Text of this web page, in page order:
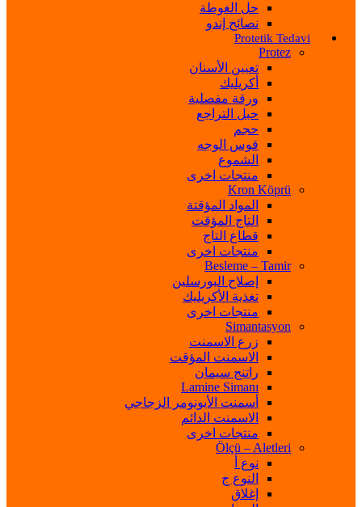
حل الغوطة
نصائح إندو
Protetik Tedavi
Protez
تعيين الأسنان
أكريليك
ورقة مفصلية
حبل التراجع
حجم
قوس الوجه
الشموع
منتجات اخرى
Kron Köprü
المواد المؤقتة
التاج المؤقت
قطاع التاج
منتجات اخرى
Besleme – Tamir
إصلاح البورسلين
تغذية الأكريليك
منتجات اخرى
Simantasyon
زرع الاسمنت
الاسمنت المؤقت
راتنج سيمان
Lamine Simanı
أسمنت الأيونومر الزجاجي
الاسمنت الدائم
منتجات اخرى
Ölçü – Aletleri
نوع أ
النوع ج
إغلاق